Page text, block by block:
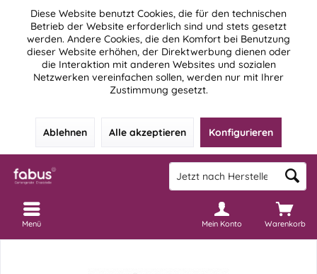
Diese Website benutzt Cookies, die für den technischen
Betrieb der Website erforderlich sind und stets gesetzt
werden. Andere Cookies, die den Komfort bei Benutzung
dieser Website erhöhen, der Direktwerbung dienen oder
die Interaktion mit anderen Websites und sozialen
Netzwerken vereinfachen sollen, werden nur mit Ihrer
Zustimmung gesetzt.
Ablehnen Alle akzeptieren Konfigurieren
Warenkorb
Mein Konto
Menü